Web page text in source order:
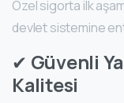
Özel sigorta ilk
devlet sistemine
✔ Güvenli
Kalitesi